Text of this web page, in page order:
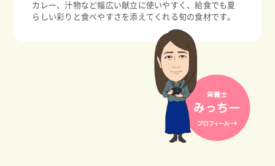
カレー、汁物など幅広い献立に使いやすく、給食でも夏
らしい彩りと食べやすさを添えてくれる旬の食材です。